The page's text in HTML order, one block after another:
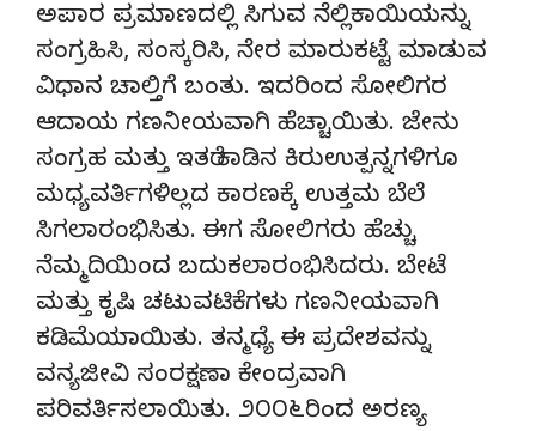
ಅಪಾರ ಪ್ರಮಾಣದಲ್ಲಿ ಸಿಗುವ ನೆಲ್ಲಿಕಾಯಿಯನ್ನು
ಸಂಗ್ರಹಿಸಿ, ಸಂಸ್ಕರಿಸಿ, ನೇರ ಮಾರುಕಟ್ಟೆ ಮಾಡುವ
ವಿಧಾನ ಚಾಲ್ತಿಗೆ ಬಂತು. ಇದರಿಂದ ಸೋಲಿಗರ
ಆದಾಯ ಗಣನೀಯವಾಗಿ ಹೆಚ್ಚಾಯಿತು. ಜೇನು
ಸಂಗ್ರಹ ಮತ್ತು ಇತರೆ ಕಾಡಿನ ಕಿರುಉತ್ಪನ್ನಗಳಿಗೂ
ಮಧ್ಯವರ್ತಿಗಳಿಲ್ಲದ ಕಾರಣಕ್ಕೆ ಉತ್ತಮ ಬೆಲೆ
ಸಿಗಲಾರಂಭಿಸಿತು. ಈಗ ಸೋಲಿಗರು ಹೆಚ್ಚು
ನೆಮ್ಮದಿಯಿಂದ ಬದುಕಲಾರಂಭಿಸಿದರು. ಬೇಟೆ
ಮತ್ತು ಕೃಷಿ ಚಟುವಟಿಕೆಗಳು ಗಣನೀಯವಾಗಿ
ಕಡಿಮೆಯಾಯಿತು. ತನ್ಮಧ್ಯೆ ಈ ಪ್ರದೇಶವನ್ನು
ವನ್ಯಜೀವಿ ಸಂರಕ್ಷಣಾ ಕೇಂದ್ರವಾಗಿ
ಪರಿವರ್ತಿಸಲಾಯಿತು. ೨೦೦೬ರಿಂದ ಅರಣ್ಯ